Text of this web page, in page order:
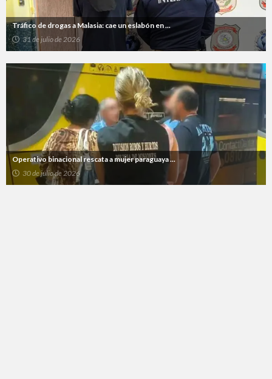
Tráfico de drogas a Malasia: cae un eslabón en ...
31 de julio de 2026
Operativo binacional rescata a mujer paraguaya ...
30 de julio de 2026